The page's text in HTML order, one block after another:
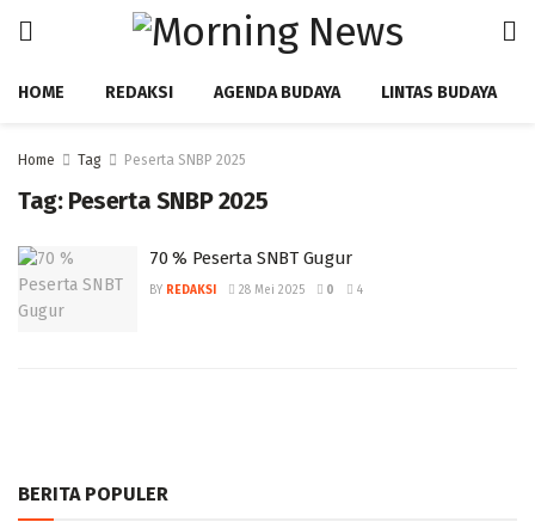
HOME REDAKSI AGENDA BUDAYA LINTAS BUDAYA
Home Tag Peserta SNBP 2025
Tag: Peserta SNBP 2025
70 % Peserta SNBT Gugur
BY REDAKSI 28 Mei 2025 0 4
BERITA POPULER